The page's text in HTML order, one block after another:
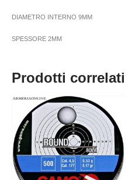
DIAMETRO INTERNO 9MM
SPESSORE 2MM
Prodotti correlati